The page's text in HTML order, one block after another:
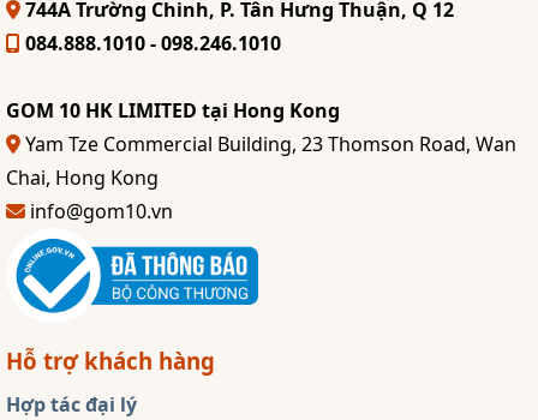
744A Trường Chinh, P. Tân Hưng Thuận, Q 12
084.888.1010 - 098.246.1010
GOM 10 HK LIMITED tại Hong Kong
Yam Tze Commercial Building, 23 Thomson Road, Wan
Chai, Hong Kong
info@gom10.vn
Hỗ trợ khách hàng
Hợp tác đại lý